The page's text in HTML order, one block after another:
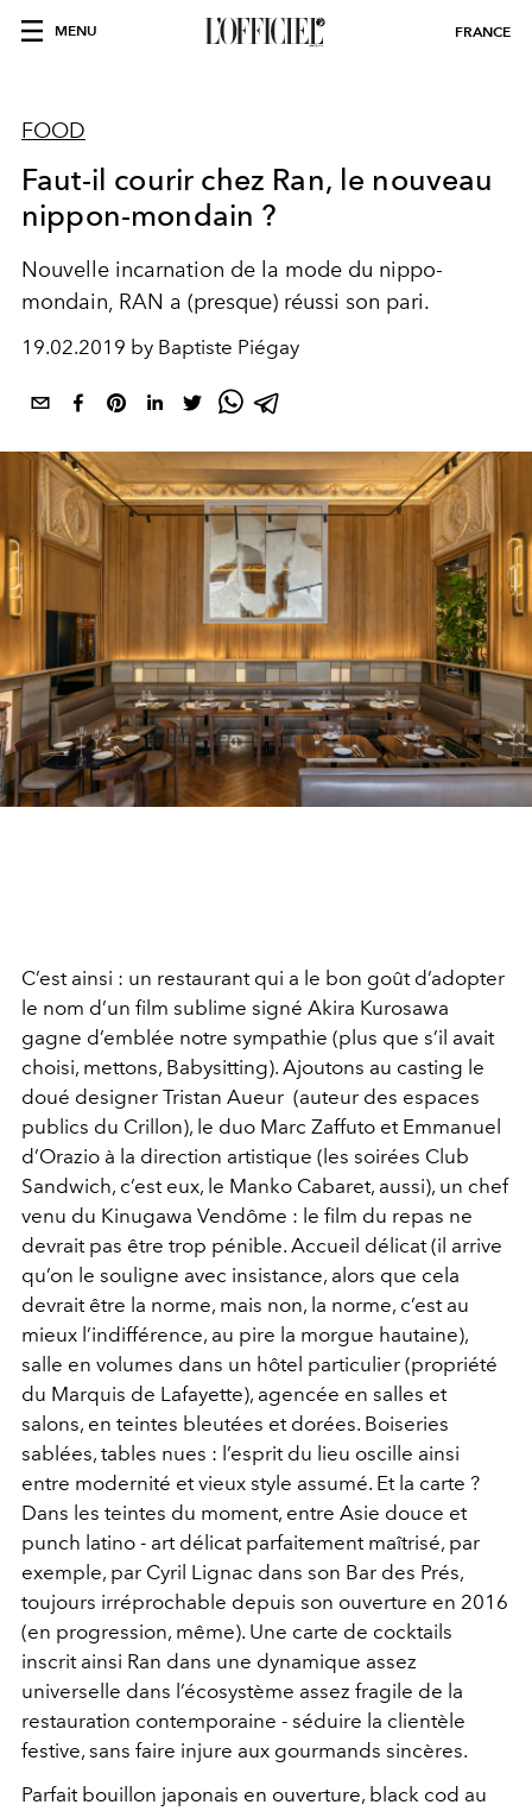
MENU FRANCE
FOOD
Faut-il courir chez Ran, le nouveau
nippon-mondain ?
Nouvelle incarnation de la mode du nippo-
mondain, RAN a (presque) réussi son pari.
19.02.2019 by Baptiste Piégay
C’est ainsi : un restaurant qui a le bon goût d’adopter
le nom d’un film sublime signé Akira Kurosawa
gagne d’emblée notre sympathie (plus que s’il avait
choisi, mettons, Babysitting). Ajoutons au casting le
doué designer Tristan Aueur (auteur des espaces
publics du Crillon), le duo Marc Zaffuto et Emmanuel
d’Orazio à la direction artistique (les soirées Club
Sandwich, c’est eux, le Manko Cabaret, aussi), un chef
venu du Kinugawa Vendôme : le film du repas ne
devrait pas être trop pénible. Accueil délicat (il arrive
qu’on le souligne avec insistance, alors que cela
devrait être la norme, mais non, la norme, c’est au
mieux l’indifférence, au pire la morgue hautaine),
salle en volumes dans un hôtel particulier (propriété
du Marquis de Lafayette), agencée en salles et
salons, en teintes bleutées et dorées. Boiseries
sablées, tables nues : l’esprit du lieu oscille ainsi
entre modernité et vieux style assumé. Et la carte ?
Dans les teintes du moment, entre Asie douce et
punch latino - art délicat parfaitement maîtrisé, par
exemple, par Cyril Lignac dans son Bar des Prés,
toujours irréprochable depuis son ouverture en 2016
(en progression, même). Une carte de cocktails
inscrit ainsi Ran dans une dynamique assez
universelle dans l’écosystème assez fragile de la
restauration contemporaine - séduire la clientèle
festive, sans faire injure aux gourmands sincères.
Parfait bouillon japonais en ouverture, black cod au